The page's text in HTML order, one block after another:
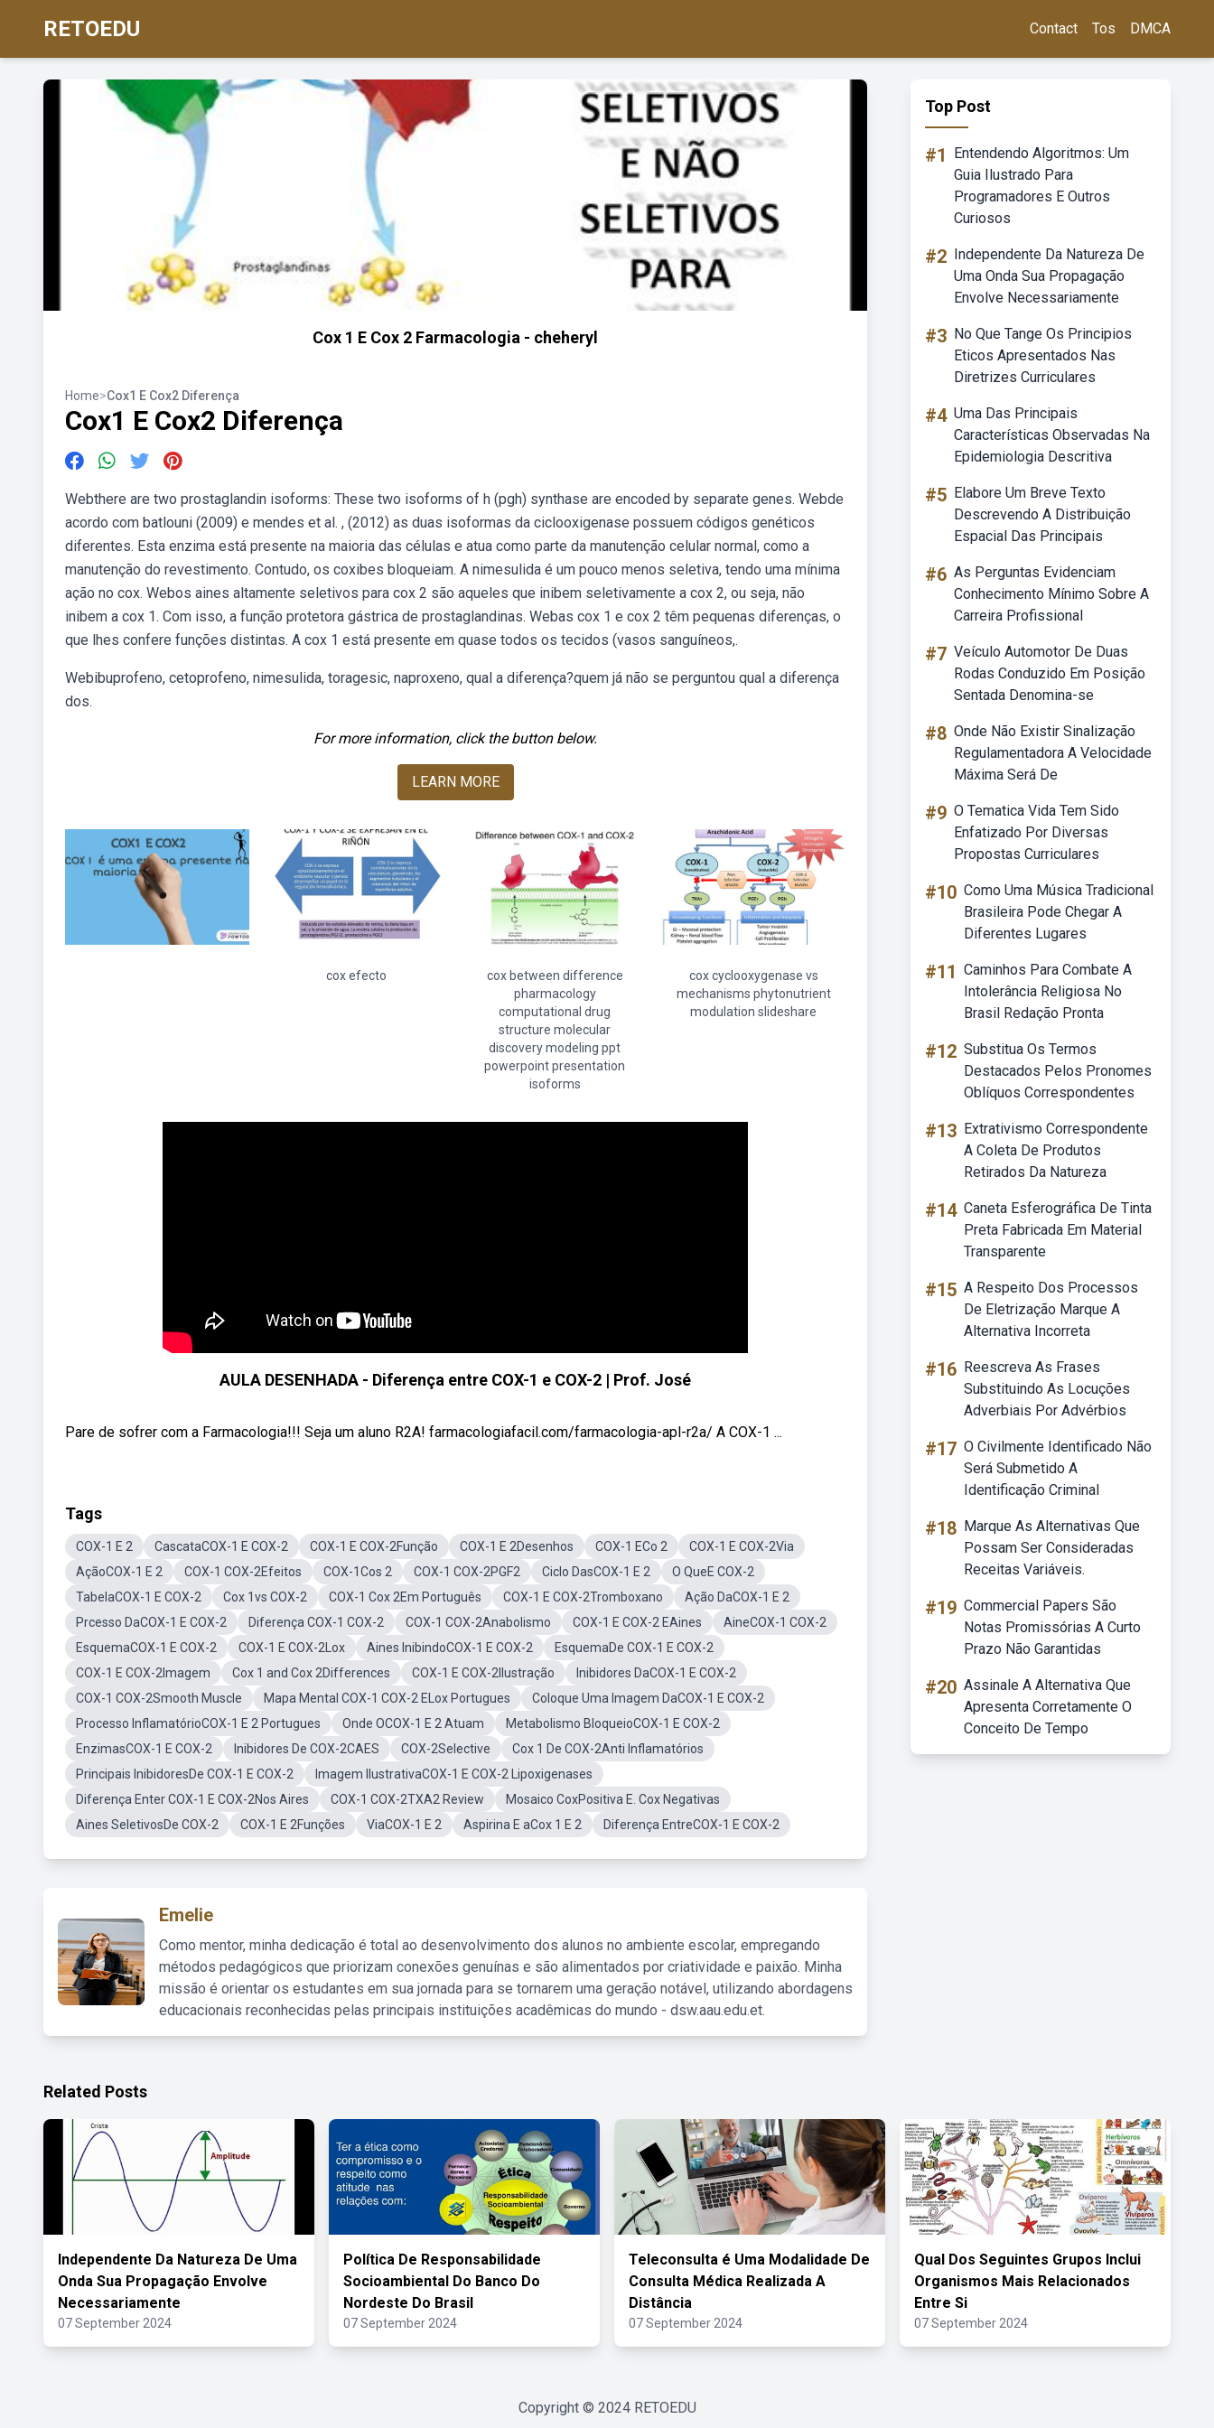
RETOEDU Contact Tos DMCA
Cox 1 E Cox 2 Farmacologia - cheheryl
Home>Cox1 E Cox2 Diferença
Cox1 E Cox2 Diferença
Webthere are two prostaglandin isoforms: These two isoforms of h (pgh) synthase are encoded by separate genes. Webde
acordo com batlouni (2009) e mendes et al. , (2012) as duas isoformas da ciclooxigenase possuem códigos genéticos
diferentes. Esta enzima está presente na maioria das células e atua como parte da manutenção celular normal, como a
manutenção do revestimento. Contudo, os coxibes bloqueiam. A nimesulida é um pouco menos seletiva, tendo uma mínima
ação no cox. Webos aines altamente seletivos para cox 2 são aqueles que inibem seletivamente a cox 2, ou seja, não
inibem a cox 1. Com isso, a função protetora gástrica de prostaglandinas. Webas cox 1 e cox 2 têm pequenas diferenças, o
que lhes confere funções distintas. A cox 1 está presente em quase todos os tecidos (vasos sanguíneos,.
Webibuprofeno, cetoprofeno, nimesulida, toragesic, naproxeno, qual a diferença?quem já não se perguntou qual a diferença
dos.
For more information, click the button below.
LEARN MORE
cox efecto
cox between difference
pharmacology
computational drug
structure molecular
discovery modeling ppt
powerpoint presentation
isoforms
cox cyclooxygenase vs
mechanisms phytonutrient
modulation slideshare
AULA DESENHADA - Diferença entre COX-1 e COX-2 | Prof. José
Pare de sofrer com a Farmacologia!!! Seja um aluno R2A! farmacologiafacil.com/farmacologia-apl-r2a/ A COX-1 ...
Tags
COX-1 E 2 CascataCOX-1 E COX-2 COX-1 E COX-2Função COX-1 E 2Desenhos COX-1 ECo 2
COX-1 E COX-2Via
AçãoCOX-1 E 2
COX-1 COX-2Efeitos COX-1Cos 2 COX-1 COX-2PGF2 Ciclo DasCOX-1 E 2
O QueE COX-2
TabelaCOX-1 E COX-2
Cox 1vs COX-2 COX-1 Cox 2Em Português COX-1 E COX-2Tromboxano
Ação DaCOX-1 E 2
Prcesso DaCOX-1 E COX-2
Diferença COX-1 COX-2 COX-1 COX-2Anabolismo COX-1 E COX-2 EAines
AineCOX-1 COX-2
EsquemaCOX-1 E COX-2
COX-1 E COX-2Lox Aines InibindoCOX-1 E COX-2
EsquemaDe COX-1 E COX-2
COX-1 E COX-2Imagem
Cox 1 and Cox 2Differences COX-1 E COX-2Ilustração
Inibidores DaCOX-1 E COX-2
COX-1 COX-2Smooth Muscle
Mapa Mental COX-1 COX-2 ELox Portugues
Coloque Uma Imagem DaCOX-1 E COX-2
Processo InflamatórioCOX-1 E 2 Portugues
Onde OCOX-1 E 2 Atuam
Metabolismo BloqueioCOX-1 E COX-2
EnzimasCOX-1 E COX-2
Inibidores De COX-2CAES COX-2Selective
Cox 1 De COX-2Anti Inflamatórios
Principais InibidoresDe COX-1 E COX-2
Imagem IlustrativaCOX-1 E COX-2 Lipoxigenases
Diferença Enter COX-1 E COX-2Nos Aires
COX-1 COX-2TXA2 Review
Mosaico CoxPositiva E. Cox Negativas
Aines SeletivosDe COX-2
COX-1 E 2Funções ViaCOX-1 E 2 Aspirina E aCox 1 E 2 Diferença EntreCOX-1 E COX-2
Emelie
Como mentor, minha dedicação é total ao desenvolvimento dos alunos no ambiente escolar, empregando
métodos pedagógicos que priorizam conexões genuínas e são alimentados por criatividade e paixão. Minha
missão é orientar os estudantes em sua jornada para se tornarem uma geração notável, utilizando abordagens
educacionais reconhecidas pelas principais instituições acadêmicas do mundo - dsw.aau.edu.et.
Top Post
#1
Entendendo Algoritmos: Um
Guia Ilustrado Para
Programadores E Outros
Curiosos
#2 Independente Da Natureza De
Uma Onda Sua Propagação
Envolve Necessariamente
#3 No Que Tange Os Principios
Eticos Apresentados Nas
Diretrizes Curriculares
#4 Uma Das Principais
Características Observadas Na
Epidemiologia Descritiva
#5 Elabore Um Breve Texto
Descrevendo A Distribuição
Espacial Das Principais
#6 As Perguntas Evidenciam
Conhecimento Mínimo Sobre A
Carreira Profissional
#7 Veículo Automotor De Duas
Rodas Conduzido Em Posição
Sentada Denomina-se
#8 Onde Não Existir Sinalização
Regulamentadora A Velocidade
Máxima Será De
#9 O Tematica Vida Tem Sido
Enfatizado Por Diversas
Propostas Curriculares
#10 Como Uma Música Tradicional
Brasileira Pode Chegar A
Diferentes Lugares
#11 Caminhos Para Combate A
Intolerância Religiosa No
Brasil Redação Pronta
#12 Substitua Os Termos
Destacados Pelos Pronomes
Oblíquos Correspondentes
#13 Extrativismo Correspondente
A Coleta De Produtos
Retirados Da Natureza
#14 Caneta Esferográfica De Tinta
Preta Fabricada Em Material
Transparente
#15 A Respeito Dos Processos
De Eletrização Marque A
Alternativa Incorreta
#16 Reescreva As Frases
Substituindo As Locuções
Adverbiais Por Advérbios
#17 O Civilmente Identificado Não
Será Submetido A
Identificação Criminal
#18 Marque As Alternativas Que
Possam Ser Consideradas
Receitas Variáveis.
#19 Commercial Papers São
Notas Promissórias A Curto
Prazo Não Garantidas
#20 Assinale A Alternativa Que
Apresenta Corretamente O
Conceito De Tempo
Related Posts
Independente Da Natureza De Uma
Onda Sua Propagação Envolve
Necessariamente
07 September 2024
Política De Responsabilidade
Socioambiental Do Banco Do
Nordeste Do Brasil
07 September 2024
Teleconsulta é Uma Modalidade De
Consulta Médica Realizada A
Distância
07 September 2024
Qual Dos Seguintes Grupos Inclui
Organismos Mais Relacionados
Entre Si
07 September 2024
Copyright © 2024 RETOEDU